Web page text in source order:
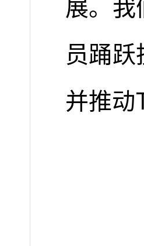
展。我
员踊
并推动